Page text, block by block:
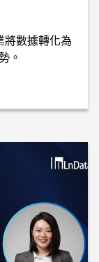
將數據轉化為
。